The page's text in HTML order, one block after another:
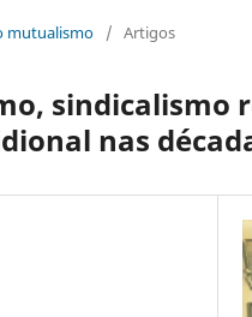
mutualismo / Artigos
sindicalismo
nas